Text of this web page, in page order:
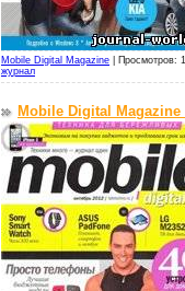
Mobile Digital Magazine
Просмотров:
журнал
Mobile Digital